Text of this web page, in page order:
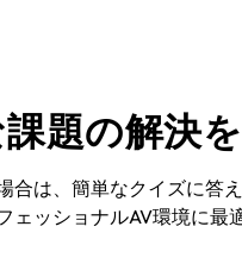
題の解決
合は、簡単なクイズに答
ッショナルAV環境に最